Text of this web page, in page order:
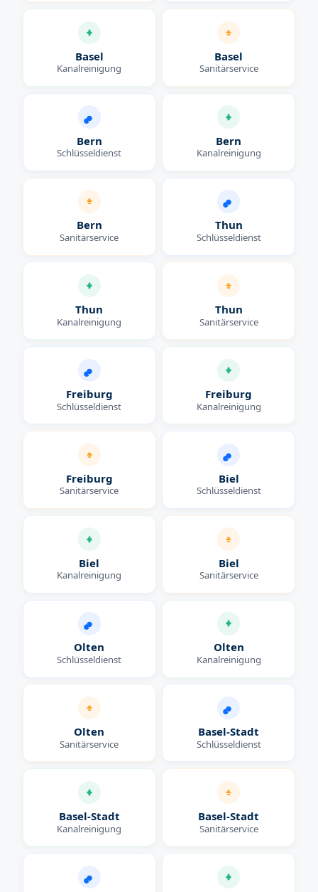
Basel
Kanalreinigung
Basel
Sanitärservice
Bern
Schlüsseldienst
Bern
Kanalreinigung
Bern
Sanitärservice
Thun
Schlüsseldienst
Thun
Kanalreinigung
Thun
Sanitärservice
Freiburg
Schlüsseldienst
Freiburg
Kanalreinigung
Freiburg
Sanitärservice
Biel
Schlüsseldienst
Biel
Kanalreinigung
Biel
Sanitärservice
Olten
Schlüsseldienst
Olten
Kanalreinigung
Olten
Sanitärservice
Basel-Stadt
Schlüsseldienst
Basel-Stadt
Kanalreinigung
Basel-Stadt
Sanitärservice